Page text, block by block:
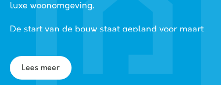
luxe woonomgeving.
De start van de bouw staat gepland voor maart
bouwnummers beschikbaar binnen dit project,
dus wees er snel bij!
Lees meer